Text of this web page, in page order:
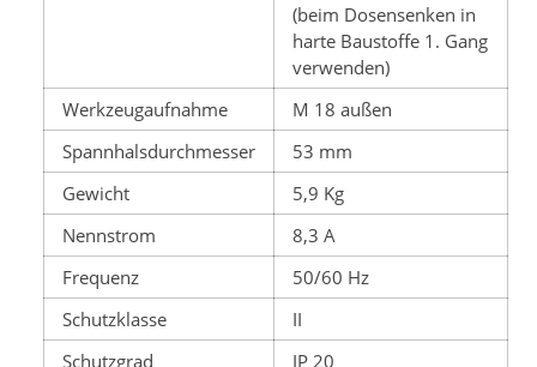
(beim Dosensenken in
harte Baustoffe 1. Gang
verwenden)
Werkzeugaufnahme
M 18 außen
Spannhalsdurchmesser
53 mm
Gewicht
5,9 Kg
Nennstrom
8,3 A
Frequenz
50/60 Hz
Schutzklasse
II
Schutzgrad
IP 20